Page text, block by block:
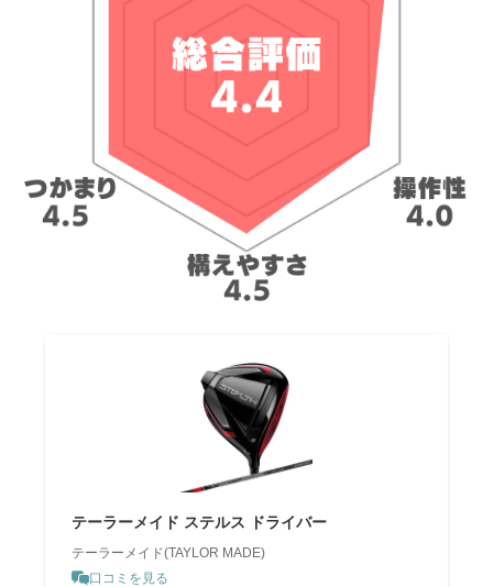
テーラーメイド ステルス ドライバー
テーラーメイド(TAYLOR MADE)
口コミを見る